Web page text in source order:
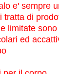
e' sempre
tratta di
limitate
ed